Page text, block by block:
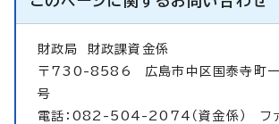
財政局
財政課資金係
〒730-8586 広島市中区国泰寺町
号
電話：082-504-2074（資金係） フ